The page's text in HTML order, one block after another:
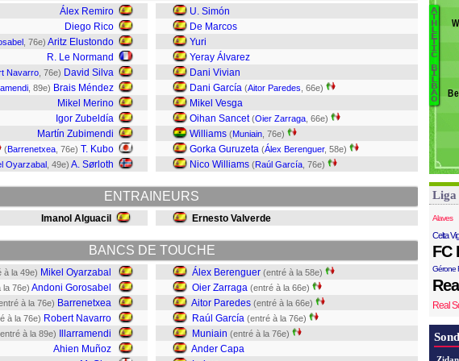
Álex Remiro
Diego Rico
, 76e) Aritz Elustondo
R. Le Normand
Navarro , 76e) David Silva
, 89e) Brais Méndez
Mikel Merino
Igor Zubeldía
Martín Zubimendi
(Barrenetxea , 76e) T. Kubo
Oyarzabal , 49e) A. Sørloth
U. Simón
De Marcos
Yuri
Yeray Álvarez
Dani Vivian
Dani García (Aitor Paredes , 66e)
Mikel Vesga
Oihan Sancet (Oier Zarraga , 66e)
Williams (Muniain , 76e)
Gorka Guruzeta (Álex Berenguer, 58e)
Nico Williams (Raúl García , 76e)
ENTRAINEURS
Imanol Alguacil Ernesto Valverde
BANCS DE TOUCHE
à la 49e) Mikel Oyarzabal
la 76e) Andoni Gorosabel
à la 76e) Barrenetxea
à la 76e) Robert Navarro
à la 89e)
Illarramendi
Ahien Muñoz
Álex Berenguer (entré à la 58e)
Oier Zarraga (entré à la 66e)
Aitor Paredes (entré à la 66e)
Raúl García (entré à la 76e)
Muniain (entré à la 76e)
Ander Capa
A
T
H
L
E
I
C
B
I
L
B
A
O
Liga
Alaves
Celta
FC
Gérone
Real